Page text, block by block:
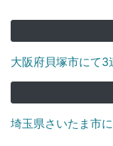
大阪府貝塚市にて3
埼玉県さいたま市